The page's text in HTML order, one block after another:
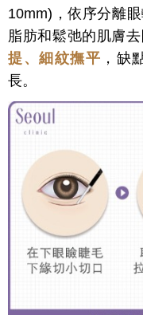
10mm)，依序分離
脂肪和鬆弛的肌膚
提、細紋撫平 ，缺
長。